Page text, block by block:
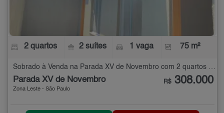
2 quartos 2 suítes 1 vaga 75 m²
Sobrado à Venda na Parada XV de Novembro com 2 quartos - 75 m²
Parada XV de Novembro
Zona Leste - São Paulo
R$ 308.000